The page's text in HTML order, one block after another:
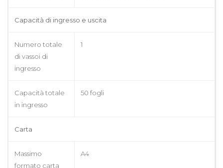
Capacità di ingresso e uscita
Numero totale
di vassoi di
ingresso
1
Capacità totale
in ingresso
50 fogli
Carta
Massimo
formato carta
A4